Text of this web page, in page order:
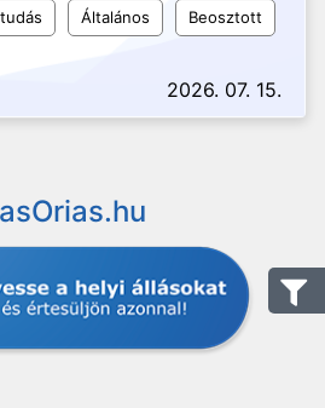
Általános Beosztott
2026. 07. 15.